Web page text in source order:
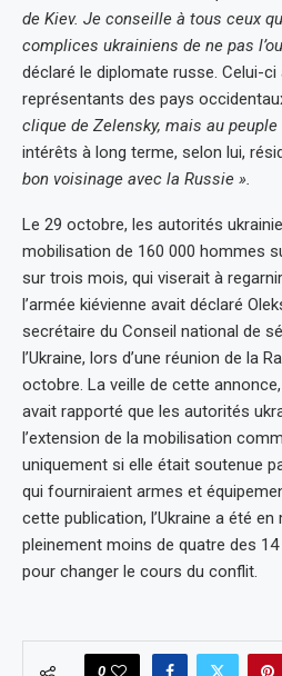
de Kiev. Je conseille à tous ceux
complices ukrainiens de ne pas
déclaré le diplomate russe. Celui-ci
représentants des pays
clique de Zelensky, mais au peuple
intérêts à long terme, selon lui,
bon voisinage avec la Russie ».
Le 29 octobre, les autorités
mobilisation de 160 000 hommes
sur trois mois, qui viserait à
l’armée kiévienne avait déclaré
secrétaire du Conseil national de
l’Ukraine, lors d’une réunion de la
octobre. La veille de cette
avait rapporté que les autorités
l’extension de la mobilisation
uniquement si elle était soutenue
qui fourniraient armes et
cette publication, l’Ukraine a été en
pleinement moins de quatre des
pour changer le cours du conflit.
0